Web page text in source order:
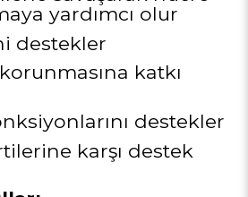
yardımcı olur
destekler
katkı
destekler
karşı destek